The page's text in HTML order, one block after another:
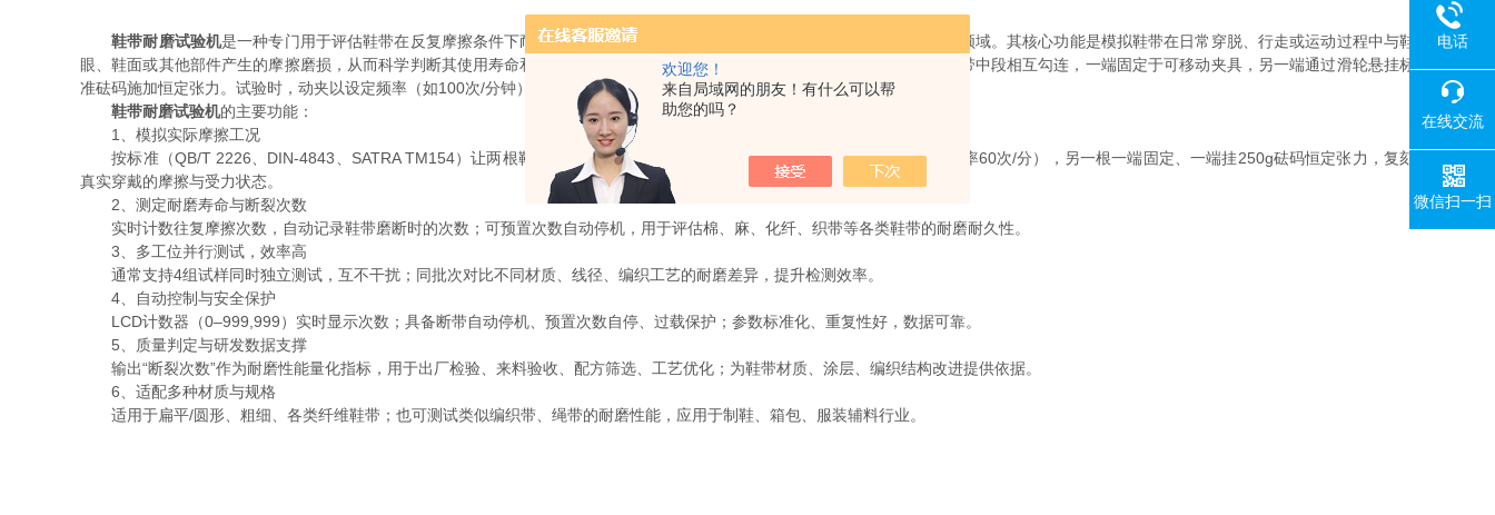
欢迎您！
来自局域网的朋友！有什么可以帮
助您的吗？
鞋带耐磨试验机是一种专门用于评估鞋带在反复摩擦条件下耐久性能的检测设备，广泛应用于制鞋、纺织、运动用品及质检领域。其核心功能是模拟鞋带在日常穿脱、行走或运动过程中与鞋
眼、鞋面或其他部件产生的摩擦磨损，从而科学判断其使用寿命和质量可靠性。该设备通常采用直线往复式摩擦结构：将两条鞋带中段相互勾连，一端固定于可移动夹具，另一端通过滑轮悬挂标
准砝码施加恒定张力。试验时，动夹以设定频率（如100次/分钟）和行程（如76mm）进行往复运动，使鞋带交叉部位持续摩擦。
鞋带耐磨试验机的主要功能：
1、模拟实际摩擦工况
按标准（QB/T 2226、DIN-4843、SATRA TM154）让两根鞋带以52.2°交叉互磨；一根两端固定往复运动（行程35mm、频率60次/分），另一根一端固定、一端挂250g砝码恒定张力，复刻
真实穿戴的摩擦与受力状态。
2、测定耐磨寿命与断裂次数
实时计数往复摩擦次数，自动记录鞋带磨断时的次数；可预置次数自动停机，用于评估棉、麻、化纤、织带等各类鞋带的耐磨耐久性。
3、多工位并行测试，效率高
通常支持4组试样同时独立测试，互不干扰；同批次对比不同材质、线径、编织工艺的耐磨差异，提升检测效率。
4、自动控制与安全保护
LCD计数器（0–999,999）实时显示次数；具备断带自动停机、预置次数自停、过载保护；参数标准化、重复性好，数据可靠。
5、质量判定与研发数据支撑
输出“断裂次数”作为耐磨性能量化指标，用于出厂检验、来料验收、配方筛选、工艺优化；为鞋带材质、涂层、编织结构改进提供依据。
6、适配多种材质与规格
适用于扁平/圆形、粗细、各类纤维鞋带；也可测试类似编织带、绳带的耐磨性能，应用于制鞋、箱包、服装辅料行业。
电话
在线交流
微信扫一扫